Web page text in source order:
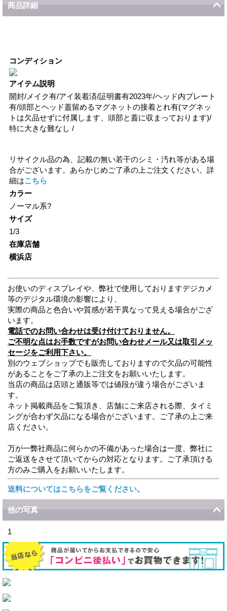
商品詳細
コンディション
アイテム説明
開封/メイク有/アイ装着済/証明書有2023年/ヘッド内プレート
有/頭部とヘッド蓋留めるマグネットの接着とれ有(マグネッ
トは欠品せずに付属します、頭部と蓋に収まっております)/
特に大きな難なし /
リサイクル品の為、記載の無い若干のシミ・汚れ等がある場
合がございます。あらかじめご了承の上ご注文ください。詳
細はこちら
カラー
ノーマル系?
サイズ
1/3
在庫店舗
横浜店
お使いのディスプレイや、弊社で使用しておりますデジカメ
等のデジタル環境の影響により、
実際の商品と色合いや質感が若干異なって見える場合がござ
います。
電話でのお問い合わせは受け付けておりません。
ご不明な点はお手数ですがお問い合わせメール又は取引メッ
セージをご利用下さい。
別のウェブショップでも販売しておりますので欠品の可能性
があることをご了承の上ご注文をお願いいたします。
当店の商品は店頭と通販等では値段が違う場合がございま
す。
ネット掲載商品をご覧頂き、店舗にご来店される際、タイミ
ングが合わず欠品になる場合がございます。ご了承の上ご来
店ください。
万が一弊社商品に何らかの不備があった場合は一度、弊社に
ご返送をさせて頂いてからの対応となります。ご了承頂ける
方のみご購入をお願いいたします。
送料についてはこちらをご覧ください。
他の写真
1